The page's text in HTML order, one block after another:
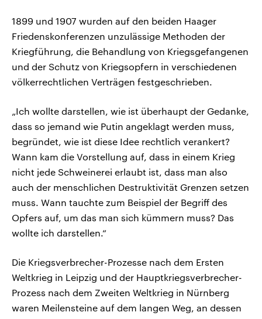
1899 und 1907 wurden auf den beiden Haager
Friedenskonferenzen unzulässige Methoden der
Kriegführung, die Behandlung von Kriegsgefangenen
und der Schutz von Kriegsopfern in verschiedenen
völkerrechtlichen Verträgen festgeschrieben.
„Ich wollte darstellen, wie ist überhaupt der Gedanke,
dass so jemand wie Putin angeklagt werden muss,
begründet, wie ist diese Idee rechtlich verankert?
Wann kam die Vorstellung auf, dass in einem Krieg
nicht jede Schweinerei erlaubt ist, dass man also
auch der menschlichen Destruktivität Grenzen setzen
muss. Wann tauchte zum Beispiel der Begriff des
Opfers auf, um das man sich kümmern muss? Das
wollte ich darstellen.“
Die Kriegsverbrecher-Prozesse nach dem Ersten
Weltkrieg in Leipzig und der Hauptkriegsverbrecher-
Prozess nach dem Zweiten Weltkrieg in Nürnberg
waren Meilensteine auf dem langen Weg, an dessen